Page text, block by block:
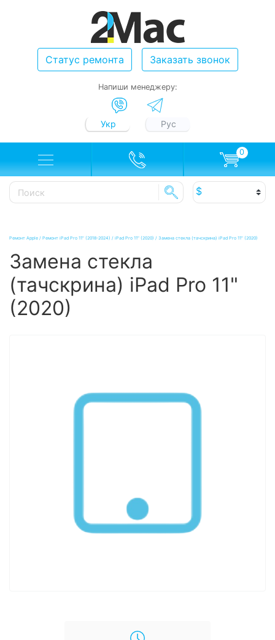
Статус ремонта Заказать звонок
Напиши менеджеру:
Укр Рус
0
Ремонт Apple / Ремонт iPad Pro 11" (2018-2024) / iPad Pro 11" (2020) / Замена стекла (тачскрина) iPad Pro 11" (2020)
Замена стекла
(тачскрина) iPad Pro 11"
(2020)